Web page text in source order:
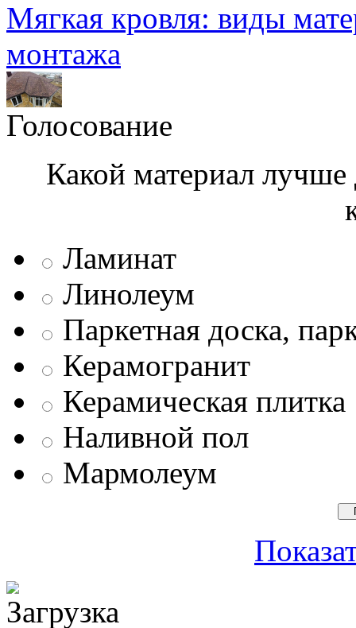
Мягкая кровля: виды
монтажа
Голосование
Какой материал
Ламинат
Линолеум
Паркетная доска,
Керамогранит
Керамическая плитка
Наливной пол
Мармолеум